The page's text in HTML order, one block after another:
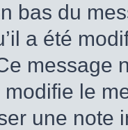
bas du
a été
message
le
une note